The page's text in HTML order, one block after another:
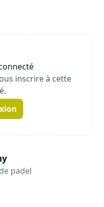
inscrire à cette
padel